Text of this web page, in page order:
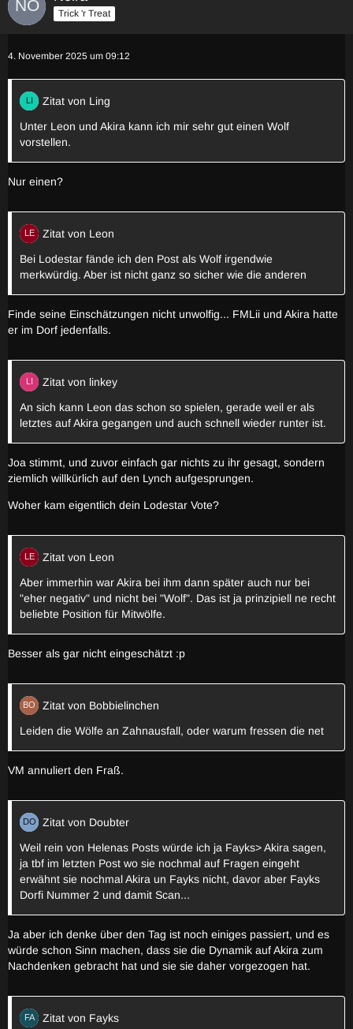
Trick 'r Treat
4. November 2025 um 09:12
Zitat von Ling
Unter Leon und Akira kann ich mir sehr gut einen Wolf
vorstellen.
Nur einen?
Zitat von Leon
Bei Lodestar fände ich den Post als Wolf irgendwie
merkwürdig. Aber ist nicht ganz so sicher wie die anderen
Finde seine Einschätzungen nicht unwolfig... FMLii und Akira hatte
er im Dorf jedenfalls.
Zitat von linkey
An sich kann Leon das schon so spielen, gerade weil er als
letztes auf Akira gegangen und auch schnell wieder runter ist.
Joa stimmt, und zuvor einfach gar nichts zu ihr gesagt, sondern
ziemlich willkürlich auf den Lynch aufgesprungen.
Woher kam eigentlich dein Lodestar Vote?
Zitat von Leon
Aber immerhin war Akira bei ihm dann später auch nur bei
"eher negativ" und nicht bei "Wolf". Das ist ja prinzipiell ne recht
beliebte Position für Mitwölfe.
Besser als gar nicht eingeschätzt :p
Zitat von Bobbielinchen
Leiden die Wölfe an Zahnausfall, oder warum fressen die net
VM annuliert den Fraß.
Zitat von Doubter
Weil rein von Helenas Posts würde ich ja Fayks> Akira sagen,
ja tbf im letzten Post wo sie nochmal auf Fragen eingeht
erwähnt sie nochmal Akira un Fayks nicht, davor aber Fayks
Dorfi Nummer 2 und damit Scan...
Ja aber ich denke über den Tag ist noch einiges passiert, und es
würde schon Sinn machen, dass sie die Dynamik auf Akira zum
Nachdenken gebracht hat und sie sie daher vorgezogen hat.
Zitat von Fayks